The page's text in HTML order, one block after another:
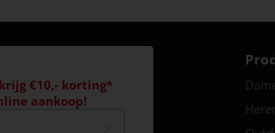
€10,- korting*
aankoop!